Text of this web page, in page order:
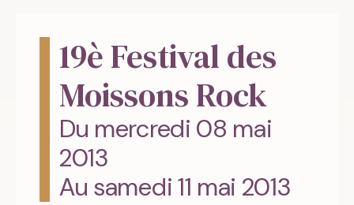
19è Festival des
Moissons Rock
Du mercredi 08 mai
2013
Au samedi 11 mai 2013